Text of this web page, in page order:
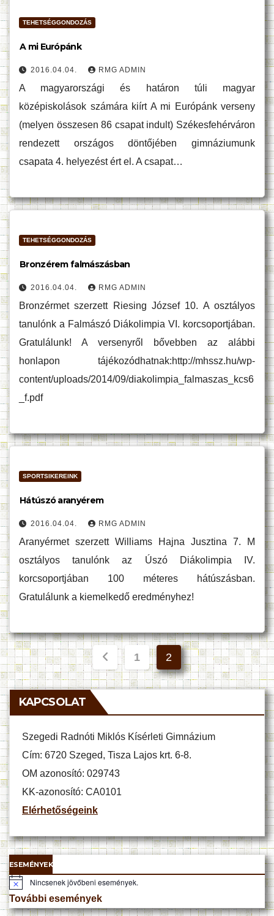
TEHETSÉGGONDOZÁS
A mi Európánk
2016.04.04. RMG ADMIN
A magyarországi és határon túli magyar
középiskolások számára kiírt A mi Európánk verseny
(melyen összesen 86 csapat indult) Székesfehérváron
rendezett országos döntőjében gimnáziumunk
csapata 4. helyezést ért el. A csapat…
TEHETSÉGGONDOZÁS
Bronzérem falmászásban
2016.04.04. RMG ADMIN
Bronzérmet szerzett Riesing József 10. A osztályos
tanulónk a Falmászó Diákolimpia VI. korcsoportjában.
Gratulálunk! A versenyről bővebben az alábbi
honlapon tájékozódhatnak:http://mhssz.hu/wp-
content/uploads/2014/09/diakolimpia_falmaszas_kcs6
_f.pdf
SPORTSIKEREINK
Hátúszó aranyérem
2016.04.04. RMG ADMIN
Aranyérmet szerzett Williams Hajna Jusztina 7. M
osztályos tanulónk az Úszó Diákolimpia IV.
korcsoportjában 100 méteres hátúszásban.
Gratulálunk a kiemelkedő eredményhez!
Bejegyzések
lapozása
1 2
KAPCSOLAT
Szegedi Radnóti Miklós Kísérleti Gimnázium
Cím: 6720 Szeged, Tisza Lajos krt. 6-8.
OM azonosító: 029743
KK-azonosító: CA0101
Elérhetőségeink
ESEMÉNYEK
N
o
t
Nincsenek jövőbeni események.
További események